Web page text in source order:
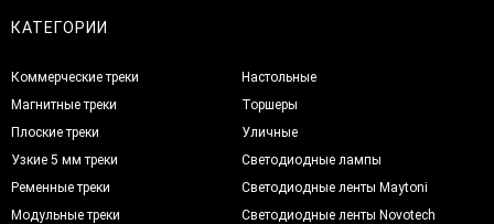
КАТЕГОРИИ
Коммерческие треки
Магнитные треки
Плоские треки
Узкие 5 мм треки
Ременные треки
Модульные треки
Настольные
Торшеры
Уличные
Светодиодные лампы
Светодиодные ленты Maytoni
Светодиодные ленты Novotech